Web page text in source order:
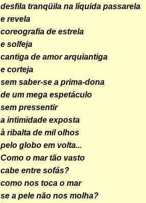
desfila tranqüila na líquida passarela
e revela
coreografia de estrela
e solfeja
cantiga de amor arquiantiga
e corteja
sem saber-se a prima-dona
de um mega espetáculo
sem pressentir
a intimidade exposta
à ribalta de mil olhos
pelo globo em volta...
Como o mar tão vasto
cabe entre sofás?
como nos toca o mar
se a pele não nos molha?